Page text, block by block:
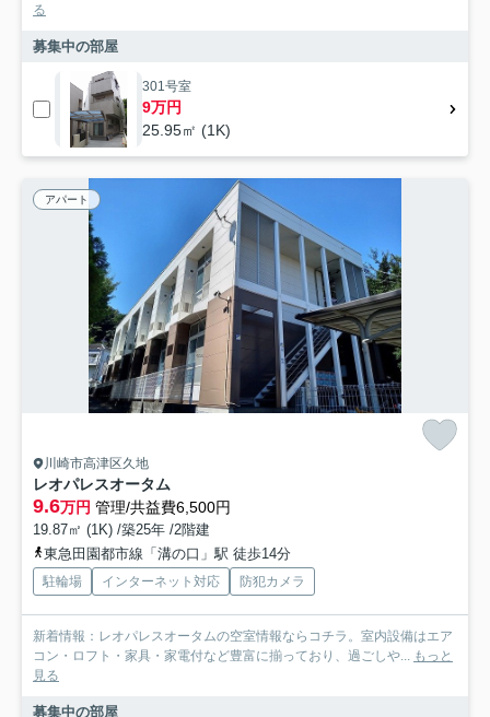
る
募集中の部屋
301号室
9万円
25.95㎡ (1K)
アパート
川崎市高津区久地
レオパレスオータム
9.6万円 管理/共益費6,500円
19.87㎡ (1K) /築25年 /2階建
東急田園都市線「溝の口」駅 徒歩14分
駐輪場 インターネット対応 防犯カメラ
新着情報：レオパレスオータムの空室情報ならコチラ。室内設備はエア
コン・ロフト・家具・家電付など豊富に揃っており、過ごしや... もっと
見る
募集中の部屋